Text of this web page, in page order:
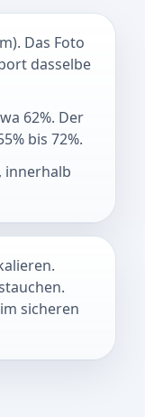
Das Foto
dasselbe
62%. Der
bis 72%.
innerhalb
sicheren